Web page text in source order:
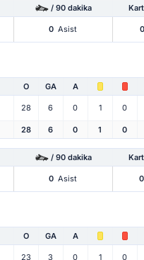
/ 90 dakika
0 Asist
O GA A
28 6 0 1 0
28 6 0 1 0
/ 90 dakika
0 Asist
O GA A
23 3 0 1 0